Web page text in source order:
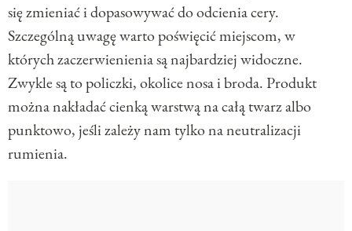
się zmieniać i dopasowywać do odcienia cery.
Szczególną uwagę warto poświęcić miejscom, w
których zaczerwienienia są najbardziej widoczne.
Zwykle są to policzki, okolice nosa i broda. Produkt
można nakładać cienką warstwą na całą twarz albo
punktowo, jeśli zależy nam tylko na neutralizacji
rumienia.